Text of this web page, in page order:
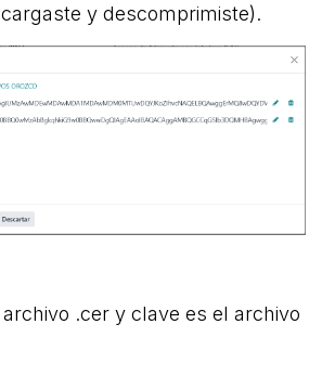
y descomprimiste).
.cer y clave es el archivo